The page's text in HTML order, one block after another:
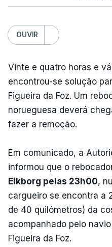
OUVIR
Vinte e quatro horas e
encontrou-se solução
Figueira da Foz. Um
norueguesa deverá
fazer a remoção.
Em comunicado, a
informou que o
Eikborg pelas 23h00,
cargueiro se encontra a
de 40 quilómetros) da
acompanhado pelo
Figueira da Foz.